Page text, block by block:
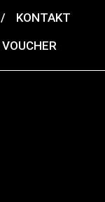
/
KONTAKT
VOUCHER